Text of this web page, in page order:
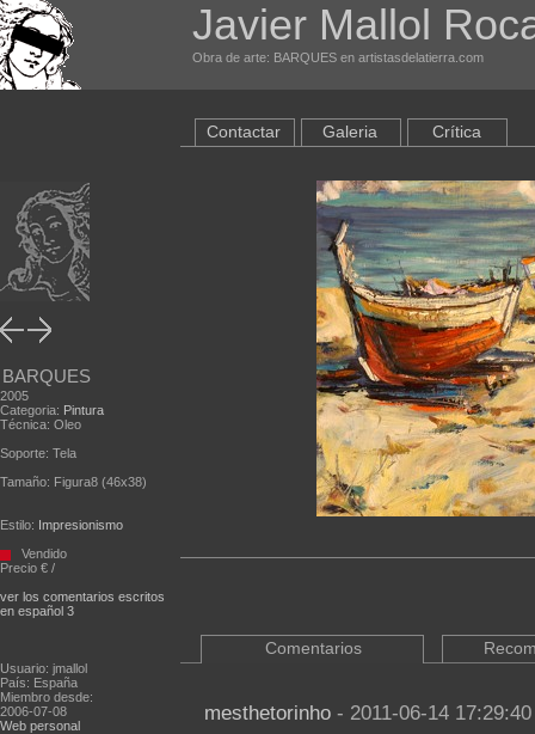
Javier Mallol
Obra de arte: BARQUES en artistasdelatierra.com
BARQUES
2005
Categoria: Pintura
Técnica: Oleo
Soporte: Tela
Tamaño: Figura8 (46x38)
Estilo: Impresionismo
Vendido
Precio € /
ver los comentarios escritos
en español 3
Usuario: jmallol
País: España
Miembro desde:
2006-07-08
Web personal
Contactar Galeria Crítica
Comentarios
mesthetorinho - 2011-06-14 17:29:40